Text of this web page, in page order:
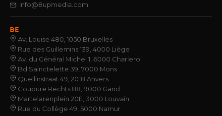
info@8upmedia.com
BE
Av. Louise 480, 1050 Bruxelles
Rue des Guillemins 139, 4000 Liège
Av. du Général Michel 1, 6000 Charleroi
Bd Sainctelette 39, 7000 Mons
Quellinstraat 49, 2018 Anvers
Coupure Rechts 88, 9000 Gand
Martelarenplein 20E, 3000 Louvain
Rue du Collège 49, 5000 Namur